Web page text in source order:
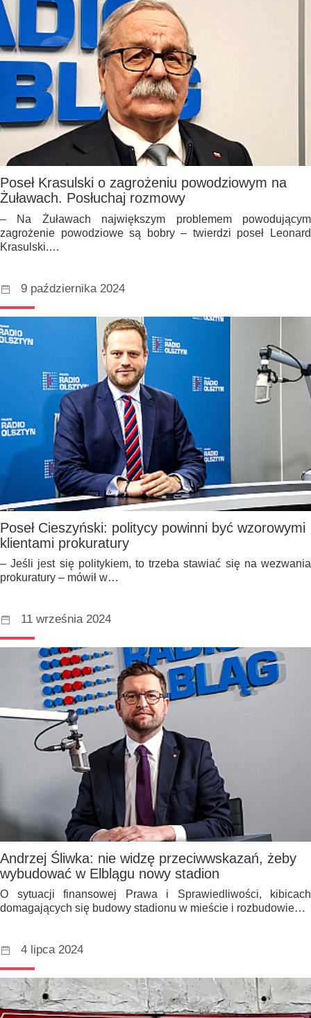
Poseł Krasulski o zagrożeniu powodziowym na
Żuławach. Posłuchaj rozmowy
– Na Żuławach największym problemem powodującym
zagrożenie powodziowe są bobry – twierdzi poseł Leonard
Krasulski.…
9 października 2024
Poseł Cieszyński: politycy powinni być wzorowymi
klientami prokuratury
– Jeśli jest się politykiem, to trzeba stawiać się na wezwania
prokuratury – mówił w…
11 września 2024
Andrzej Śliwka: nie widzę przeciwwskazań, żeby
wybudować w Elblągu nowy stadion
O sytuacji finansowej Prawa i Sprawiedliwości, kibicach
domagających się budowy stadionu w mieście i rozbudowie…
4 lipca 2024